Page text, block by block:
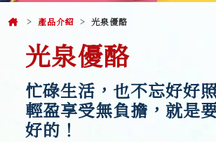
產品介紹 光泉優酪
光泉優酪
忙碌生活，也不忘好好
輕盈享受無負擔，就是
好的！